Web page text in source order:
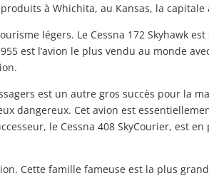
à Whichita, au Kansas, la
légers. Le Cessna 172 Skyhawk
est l’avion le plus vendu au monde
est un autre gros succès pour la
dangereux. Cet avion est
le Cessna 408 SkyCourier, est
Cette famille fameuse est la plus